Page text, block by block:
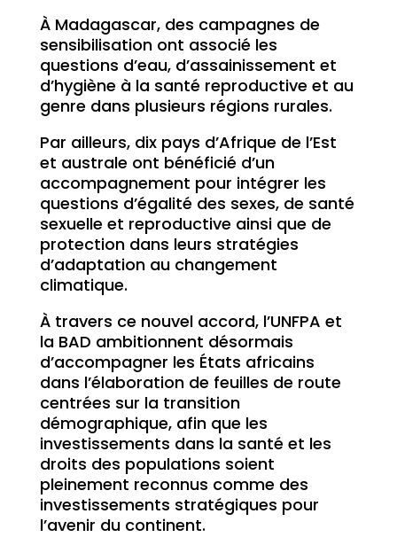
À Madagascar, des campagnes de
sensibilisation ont associé les
questions d’eau, d’assainissement et
d’hygiène à la santé reproductive et au
genre dans plusieurs régions rurales.
Par ailleurs, dix pays d’Afrique de l’Est
et australe ont bénéficié d’un
accompagnement pour intégrer les
questions d’égalité des sexes, de santé
sexuelle et reproductive ainsi que de
protection dans leurs stratégies
d’adaptation au changement
climatique.
À travers ce nouvel accord, l’UNFPA et
la BAD ambitionnent désormais
d’accompagner les États africains
dans l’élaboration de feuilles de route
centrées sur la transition
démographique, afin que les
investissements dans la santé et les
droits des populations soient
pleinement reconnus comme des
investissements stratégiques pour
l’avenir du continent.